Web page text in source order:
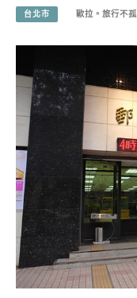
台北市 歐拉。旅行不